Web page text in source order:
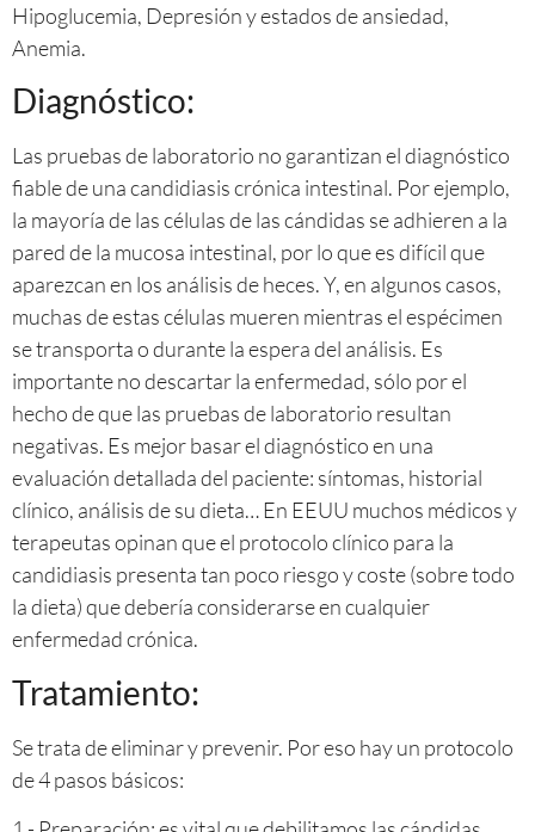
Hipoglucemia, Depresión y estados de ansiedad,
Anemia.
Diagnóstico:
Las pruebas de laboratorio no garantizan el diagnóstico
fiable de una candidiasis crónica intestinal. Por ejemplo,
la mayoría de las células de las cándidas se adhieren a la
pared de la mucosa intestinal, por lo que es difícil que
aparezcan en los análisis de heces. Y, en algunos casos,
muchas de estas células mueren mientras el espécimen
se transporta o durante la espera del análisis. Es
importante no descartar la enfermedad, sólo por el
hecho de que las pruebas de laboratorio resultan
negativas. Es mejor basar el diagnóstico en una
evaluación detallada del paciente: síntomas, historial
clínico, análisis de su dieta… En EEUU muchos médicos y
terapeutas opinan que el protocolo clínico para la
candidiasis presenta tan poco riesgo y coste (sobre todo
la dieta) que debería considerarse en cualquier
enfermedad crónica.
Tratamiento:
Se trata de eliminar y prevenir. Por eso hay un protocolo
de 4 pasos básicos: